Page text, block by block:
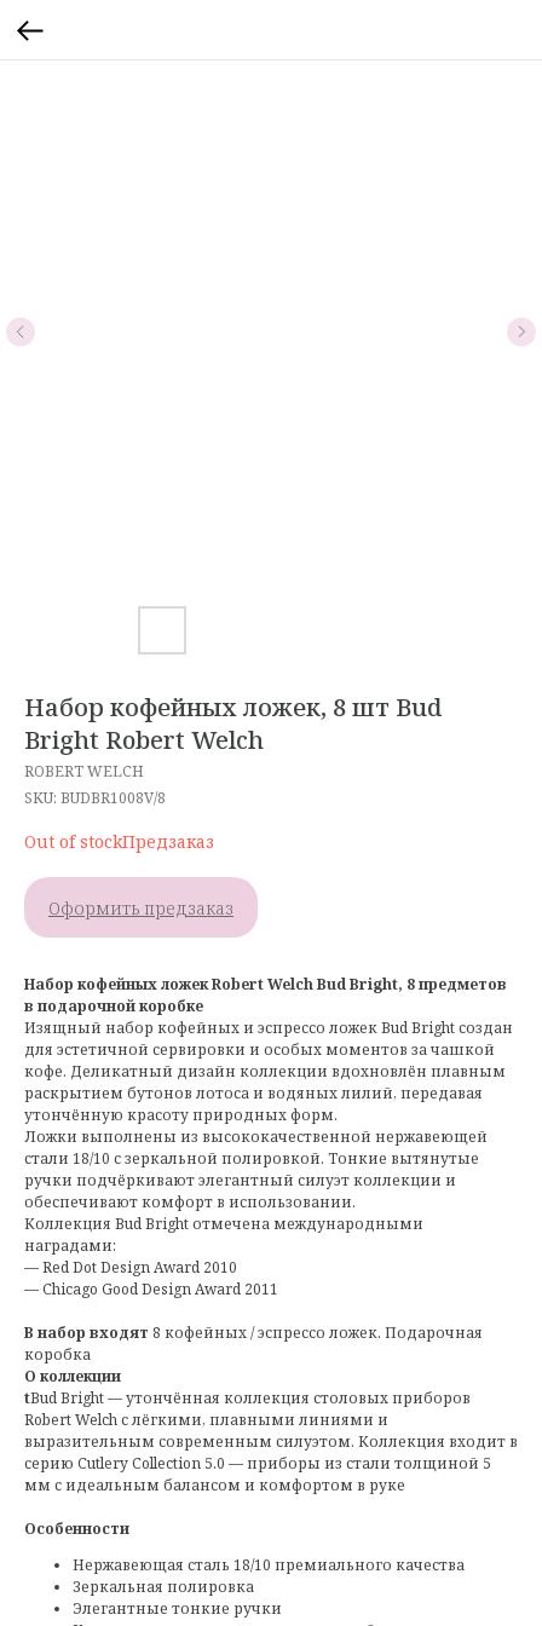
Набор кофейных ложек, 8 шт Bud
Bright Robert Welch
ROBERT WELCH
SKU: BUDBR1008V/8
Out of stock
Оформить предзаказ
Набор кофейных ложек Robert Welch Bud Bright, 8 предметов
в подарочной коробке
Изящный набор кофейных и эспрессо ложек Bud Bright создан
для эстетичной сервировки и особых моментов за чашкой
кофе. Деликатный дизайн коллекции вдохновлён плавным
раскрытием бутонов лотоса и водяных лилий, передавая
утончённую красоту природных форм.
Ложки выполнены из высококачественной нержавеющей
стали 18/10 с зеркальной полировкой. Тонкие вытянутые
ручки подчёркивают элегантный силуэт коллекции и
обеспечивают комфорт в использовании.
Коллекция Bud Bright отмечена международными
наградами:
— Red Dot Design Award 2010
— Chicago Good Design Award 2011
В набор входят 8 кофейных / эспрессо ложек. Подарочная
коробка
О коллекции
tBud Bright — утончённая коллекция столовых приборов
Robert Welch с лёгкими, плавными линиями и
выразительным современным силуэтом. Коллекция входит в
серию Cutlery Collection 5.0 — приборы из стали толщиной 5
мм с идеальным балансом и комфортом в руке
Особенности
Нержавеющая сталь 18/10 премиального качества
Зеркальная полировка
Элегантные тонкие ручки